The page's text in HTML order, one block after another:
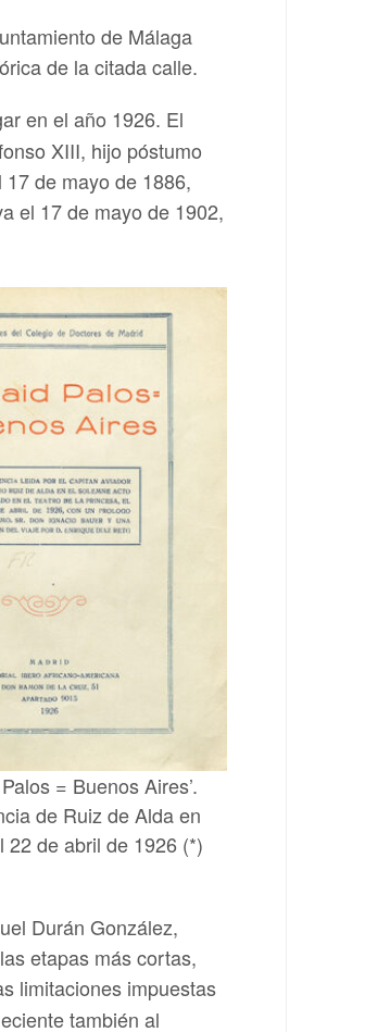
de Málaga
de la citada calle.
en el año 1926. El
XIII, hijo póstumo
de mayo de 1886,
el 17 de mayo de 1902,
= Buenos Aires’.
de Ruiz de Alda en
22 de abril de 1926 (*)
Durán González,
etapas más cortas,
limitaciones impuestas
también al